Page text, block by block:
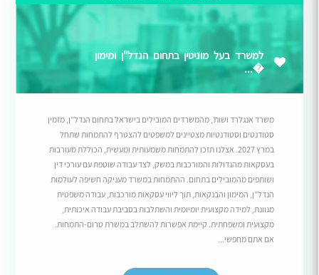
למשרד בעל מוניטין בתחום הנדל"ן ומימון
�...
משרד אנגלרד ושות’, מהמשרדים המובילים בישראל בתחום הנדל”ן, מזמין
סטודנטים וסטודנטיות מצטיינים למשפטים להצטרף להתמחות שתחל
במרץ 2027. אצלנו תזכו להתמחות משמעותית ומעשית, הכוללת מעורבות
בעסקאות מהגדולות והמורכבות במשק, לצד עבודה שוטפת עם עורכי דין
ושותפים מהמובילים בתחום. ההתמחות במשרד מעניקה חשיפה לעולמות
הנדל”ן, המימון והבנקאות, תוך ליווי עסקאות מורכבות, עבודה משפטית
מגוונת, למידה מקצועית יומיומית והשתלבות בסביבת עבודה איכותית,
מקצועית ומשפחתית. קיימת אפשרות להשתלב במשרת טרום-התמחות.
אם אתם מחפשי...